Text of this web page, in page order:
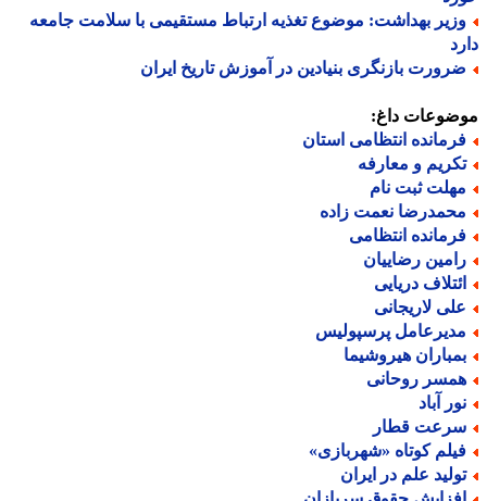
بهداشت: موضوع تغذیه ارتباط مستقیمی با سلامت جامعه
بازنگری بنیادین در آموزش تاریخ ایران
داغ:
انتظامی استان
و معارفه
ثبت نام
نعمت زاده
انتظامی
رضاییان
دریایی
لاریجانی
پرسپولیس
هیروشیما
روحانی
آباد
قطار
کوتاه «شهربازی»
علم در ایران